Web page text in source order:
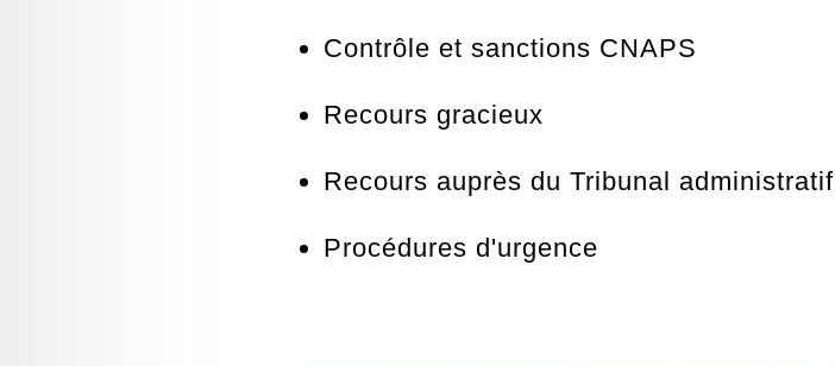
Contrôle et sanctions CNAPS
Recours gracieux
Recours auprès du Tribunal administratif
Procédures d'urgence